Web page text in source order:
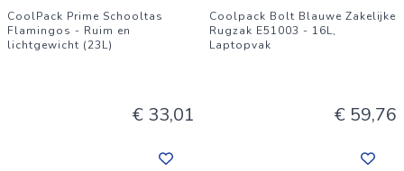
CoolPack Prime Schooltas
Flamingos - Ruim en
lichtgewicht (23L)
€ 33,01
Coolpack Bolt Blauwe Zakelijke
Rugzak E51003 - 16L,
Laptopvak
€ 59,76